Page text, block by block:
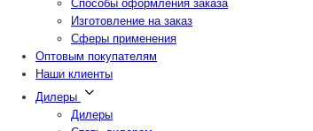
Способы оформления заказа
Изготовление на заказ
Сферы применения
Оптовым покупателям
Наши клиенты
Дилеры
Дилеры